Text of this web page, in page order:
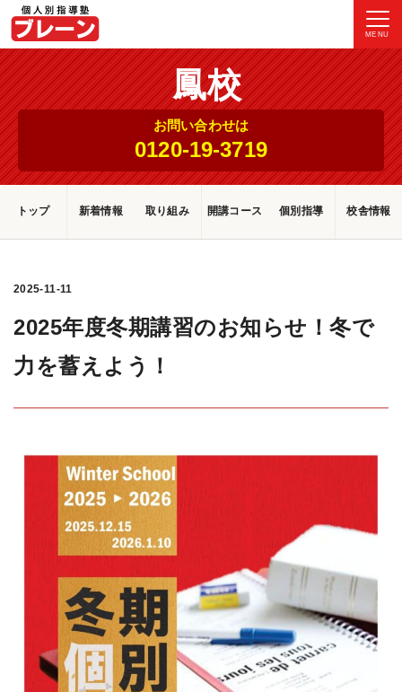
MENU
鳳校
お問い合わせは
0120-19-3719
トップ 新着情報 取り組み 開講コース 個別指導 校舎情報
2025-11-11
2025年度冬期講習のお知らせ！冬で
力を蓄えよう！